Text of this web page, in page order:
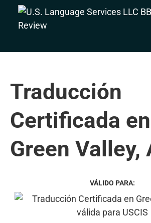
Traducción
Certificada en
Green Valley,
VÁLIDO PARA: